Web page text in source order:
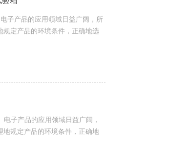
子产品的应用领域日益广阔，所
规定产品的环境条件，正确地选
中免遭损坏，在使用过程中安
试验是保证其高质量所*的重要
括，具有典型化、规范化、使
电子产品的应用领域日益广阔，
地规定产品的环境条件，正确地
输中免遭损坏，在使用过程中